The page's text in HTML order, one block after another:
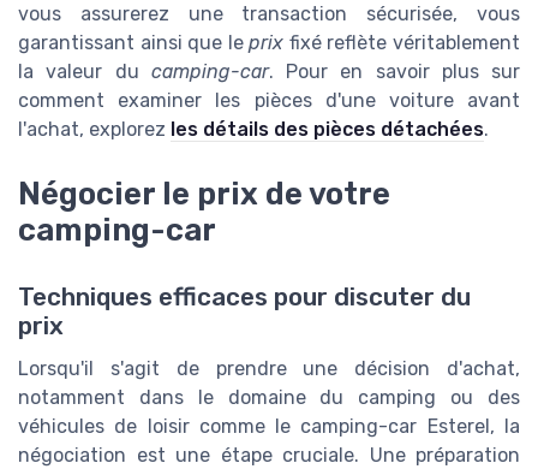
vous assurerez une transaction sécurisée, vous
garantissant ainsi que leprix fixé reflète véritablement
la valeur du camping-car. Pour en savoir plus sur
comment examiner les pièces d'une voiture avant
l'achat, explorez les détails des pièces détachées.
Négocier le prix de votre
camping-car
Techniques efficaces pour discuter du
prix
Lorsqu'il s'agit de prendre une décision d'achat,
notamment dans le domaine du camping ou des
véhicules de loisir comme le camping-car Esterel, la
négociation est une étape cruciale. Une préparation